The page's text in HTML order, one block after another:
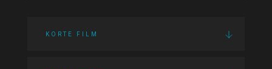
KORTE FILM